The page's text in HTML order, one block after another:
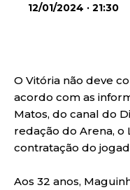
12/01/2024 · 21:30
O Vitória não deve
acordo com as
Matos, do canal do
redação do Arena, o
contratação do
Aos 32 anos,